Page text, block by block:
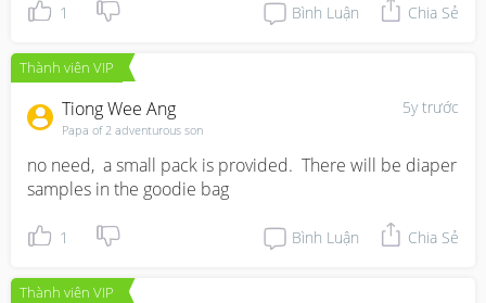
1 Bình Luận Chia Sẻ
Thành viên VIP
5y trước
Tiong Wee Ang
Papa of 2 adventurous son
no need,  a small pack is provided.  There will be diaper
samples in the goodie bag
1 Bình Luận Chia Sẻ
Thành viên VIP